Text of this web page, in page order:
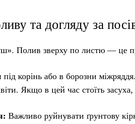
та догляду за
Полив зверху по листю — це
під корінь або в борозни
Якщо в цей час стоїть
Важливо руйнувати ґрунтову